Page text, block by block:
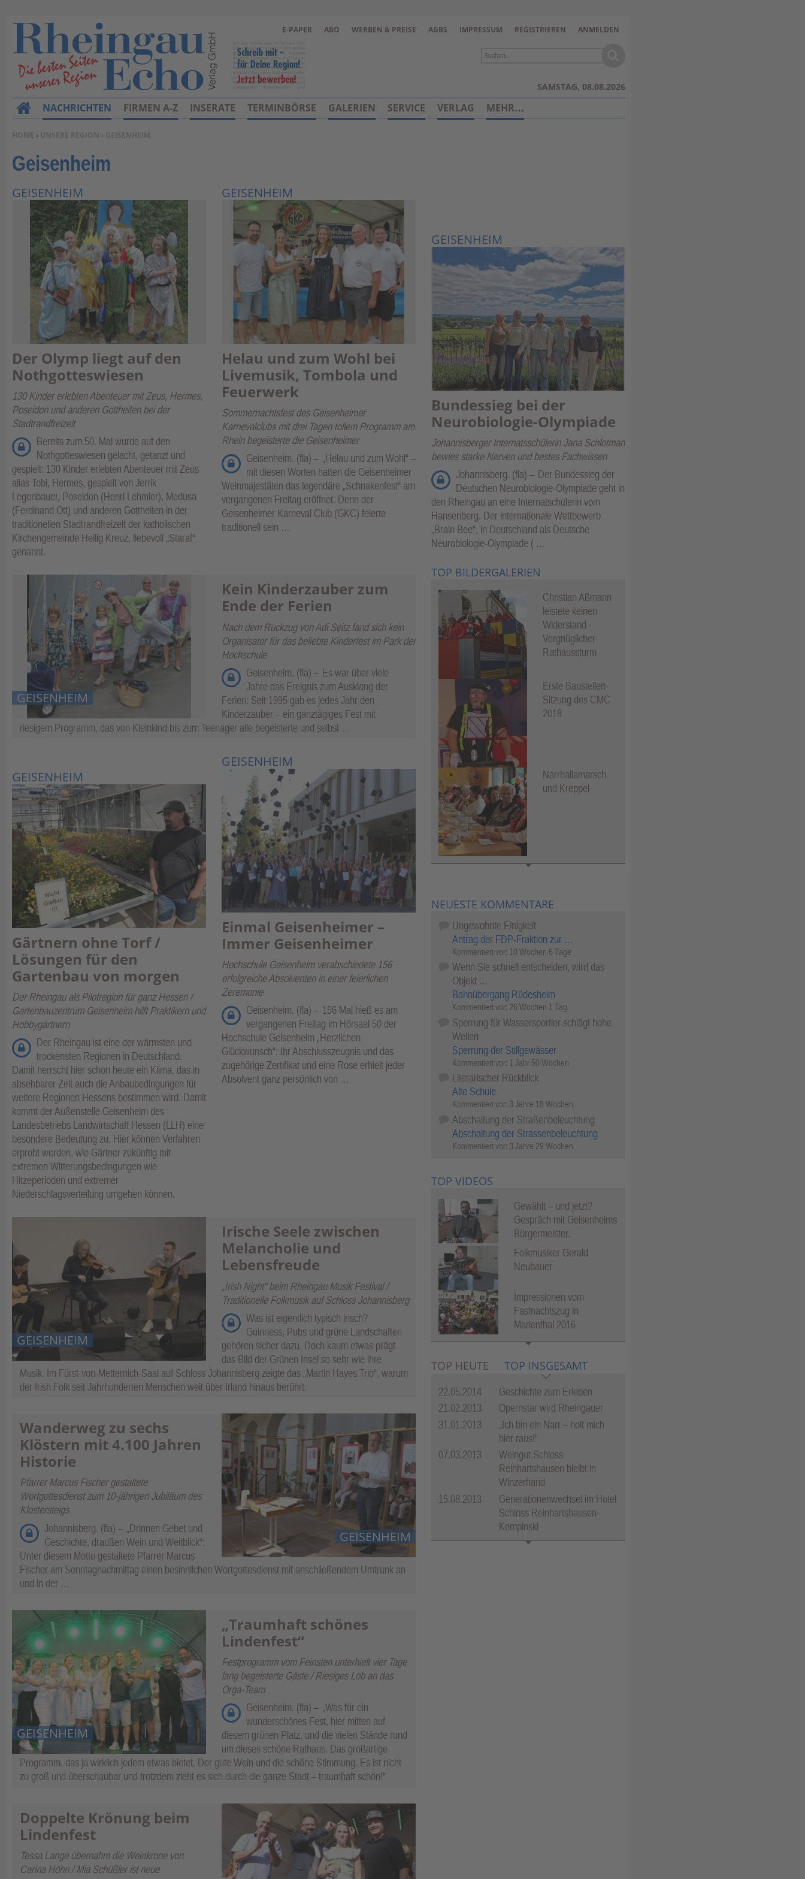
SAMSTAG, 08.08.2026
E-PAPER ABO WERBEN & PREISE AGBS IMPRESSUM REGISTRIEREN ANMELDEN
SIE BEFINDEN SICH HIER:
HOME › UNSERE REGION › GEISENHEIM
Geisenheim
GEISENHEIM
Der Olymp liegt auf den
Nothgotteswiesen
130 Kinder erlebten Abenteuer mit Zeus, Hermes,
Poseidon und anderen Gottheiten bei der
Stadtrandfreizeit
Bereits zum 50. Mal wurde auf den
Nothgotteswiesen gelacht, getanzt und
gespielt: 130 Kinder erlebten Abenteuer mit Zeus
alias Tobi, Hermes, gespielt von Jerrik
Legenbauer, Poseidon (Henri Lehmler), Medusa
(Ferdinand Ott) und anderen Gottheiten in der
traditionellen Stadtrandfreizeit der katholischen
Kirchengemeinde Heilig Kreuz, liebevoll „Staraf“
genannt.
GEISENHEIM
Helau und zum Wohl bei
Livemusik, Tombola und
Feuerwerk
Sommernachtsfest des Geisenheimer
Karnevalclubs mit drei Tagen tollem Programm am
Rhein begeisterte die Geisenheimer
Geisenheim. (fla) – „Helau und zum Wohl“ –
mit diesen Worten hatten die Geisenheimer
Weinmajestäten das legendäre „Schnakenfest“ am
vergangenen Freitag eröffnet. Denn der
Geisenheimer Karneval Club (GKC) feierte
traditionell sein …
GEISENHEIM
Kein Kinderzauber zum
Ende der Ferien
Nach dem Rückzug von Adi Seitz fand sich kein
Organisator für das beliebte Kinderfest im Park der
Hochschule
Geisenheim. (fla) – Es war über viele
Jahre das Ereignis zum Ausklang der
Ferien: Seit 1995 gab es jedes Jahr den
Kinderzauber – ein ganztägiges Fest mit
riesigem Programm, das von Kleinkind bis zum Teenager alle begeisterte und selbst …
GEISENHEIM
Gärtnern ohne Torf /
Lösungen für den
Gartenbau von morgen
Der Rheingau als Pilotregion für ganz Hessen /
Gartenbauzentrum Geisenheim hilft Praktikern und
Hobbygärtnern
Der Rheingau ist eine der wärmsten und
trockensten Regionen in Deutschland.
Damit herrscht hier schon heute ein Klima, das in
absehbarer Zeit auch die Anbaubedingungen für
weitere Regionen Hessens bestimmen wird. Damit
kommt der Außenstelle Geisenheim des
Landesbetriebs Landwirtschaft Hessen (LLH) eine
besondere Bedeutung zu. Hier können Verfahren
erprobt werden, wie Gärtner zukünftig mit
extremen Witterungsbedingungen wie
Hitzeperioden und extremer
Niederschlagsverteilung umgehen können.
GEISENHEIM
Einmal Geisenheimer –
Immer Geisenheimer
Hochschule Geisenheim verabschiedete 156
erfolgreiche Absolventen in einer feierlichen
Zeremonie
Geisenheim. (fla) – 156 Mal hieß es am
vergangenen Freitag im Hörsaal 50 der
Hochschule Geisenheim „Herzlichen
Glückwunsch“: Ihr Abschlusszeugnis und das
zugehörige Zertifikat und eine Rose erhielt jeder
Absolvent ganz persönlich von …
GEISENHEIM
Irische Seele zwischen
Melancholie und
Lebensfreude
„Irish Night“ beim Rheingau Musik Festival /
Traditionelle Folkmusik auf Schloss Johannisberg
Was ist eigentlich typisch irisch?
Guinness, Pubs und grüne Landschaften
gehören sicher dazu. Doch kaum etwas prägt
das Bild der Grünen Insel so sehr wie ihre
Musik. Im Fürst-von-Metternich-Saal auf Schloss Johannisberg zeigte das „Martin Hayes Trio“, warum
der Irish Folk seit Jahrhunderten Menschen weit über Irland hinaus berührt.
GEISENHEIM
Wanderweg zu sechs
Klöstern mit 4.100 Jahren
Historie
Pfarrer Marcus Fischer gestaltete
Wortgottesdienst zum 10‑jährigen Jubiläum des
Klostersteigs
Johannisberg. (fla) – „Drinnen Gebet und
Geschichte, draußen Wein und Weitblick“:
Unter diesem Motto gestaltete Pfarrer Marcus
Fischer am Sonntagnachmittag einen besinnlichen Wortgottesdienst mit anschließendem Umtrunk an
und in der …
GEISENHEIM
„Traumhaft schönes
Lindenfest“
Festprogramm vom Feinsten unterhielt vier Tage
lang begeisterte Gäste / Riesiges Lob an das
Orga-Team
Geisenheim. (fla) – „Was für ein
wunderschönes Fest, hier mitten auf
diesem grünen Platz, und die vielen Stände rund
um dieses schöne Rathaus. Das großartige
Programm, das ja wirklich jedem etwas bietet. Der gute Wein und die schöne Stimmung. Es ist nicht
zu groß und überschaubar und trotzdem zieht es sich durch die ganze Stadt – traumhaft schön!“
Doppelte Krönung beim
Lindenfest
Tessa Lange übernahm die Weinkrone von
Carina Höhn / Mia Schüßler ist neue
GEISENHEIM
Bundessieg bei der
Neurobiologie-Olympiade
Johannisberger Internatsschülerin Jana Schlotman
bewies starke Nerven und bestes Fachwissen
Johannisberg. (fla) – Der Bundessieg der
Deutschen Neurobiologie-Olympiade geht in
den Rheingau an eine Internatschülerin vom
Hansenberg. Der internationale Wettbewerb
„Brain Bee“, in Deutschland als Deutsche
Neurobiologie-Olympiade ( …
TOP BILDERGALERIEN
Christian Aßmann
leistete keinen
Widerstand -
Vergnüglicher
Rathaussturm
Erste Baustellen-
Sitzung des CMC
2018
Narrhallamarsch
und Kreppel
NEUESTE KOMMENTARE
Ungewohnte Einigkeit
Antrag der FDP-Fraktion zur …
Kommentiert vor: 10 Wochen 6 Tage
Wenn Sie schnell entscheiden, wird das
Objekt …
Bahnübergang Rüdesheim
Kommentiert vor: 26 Wochen 1 Tag
Sperrung für Wassersportler schlägt hohe
Wellen
Sperrung der Stillgewässer
Kommentiert vor: 1 Jahr 50 Wochen
Literarischer Rückblick
Alte Schule
Kommentiert vor: 3 Jahre 18 Wochen
Abschaltung der Straßenbeleuchtung
Abschaltung der Strassenbeleuchtung
Kommentiert vor: 3 Jahre 29 Wochen
TOP VIDEOS
Gewählt – und jetzt?
Gespräch mit Geisenheims
Bürgermeister.
Folkmusiker Gerald
Neubauer
Impressionen vom
Fastnachtszug in
Marienthal 2016
TOP HEUTE TOP INSGESAMT
22.05.2014
Geschichte zum Erleben
21.02.2013
Opernstar wird Rheingauer
31.01.2013
„Ich bin ein Narr – holt mich
hier raus!“
07.03.2013
Weingut Schloss
Reinhartshausen bleibt in
Winzerhand
15.08.2013
Generationenwechsel im Hotel
Schloss Reinhartshausen-
Kempinski
H
o
m
e
NACHRICHTEN FIRMEN A-Z INSERATE TERMINBÖRSE GALERIEN SERVICE VERLAG MEHR…